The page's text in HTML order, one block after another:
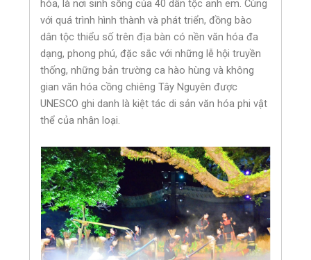
hóa, là nơi sinh sống của 40 dân tộc anh em. Cùng
với quá trình hình thành và phát triển, đồng bào
dân tộc thiểu số trên địa bàn có nền văn hóa đa
dạng, phong phú, đặc sắc với những lễ hội truyền
thống, những bản trường ca hào hùng và không
gian văn hóa cồng chiêng Tây Nguyên được
UNESCO ghi danh là kiệt tác di sản văn hóa phi vật
thể của nhân loại.